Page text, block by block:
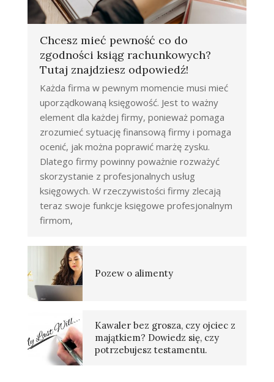
Chcesz mieć pewność co do
zgodności ksiąg rachunkowych?
Tutaj znajdziesz odpowiedź!
Każda firma w pewnym momencie musi mieć
uporządkowaną księgowość. Jest to ważny
element dla każdej firmy, ponieważ pomaga
zrozumieć sytuację finansową firmy i pomaga
ocenić, jak można poprawić marżę zysku.
Dlatego firmy powinny poważnie rozważyć
skorzystanie z profesjonalnych usług
księgowych. W rzeczywistości firmy zlecają
teraz swoje funkcje księgowe profesjonalnym
firmom,
Pozew o alimenty
Kawaler bez grosza, czy ojciec z
majątkiem? Dowiedz się, czy
potrzebujesz testamentu.